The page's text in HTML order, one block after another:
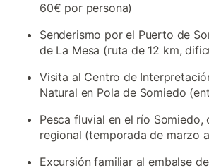
60€ por persona)
Senderismo por el Puerto de
de La Mesa (ruta de 12 km,
Visita al Centro de
Natural en Pola de Somiedo
Pesca fluvial en el río Somiedo,
regional (temporada de marzo
Excursión familiar al embalse